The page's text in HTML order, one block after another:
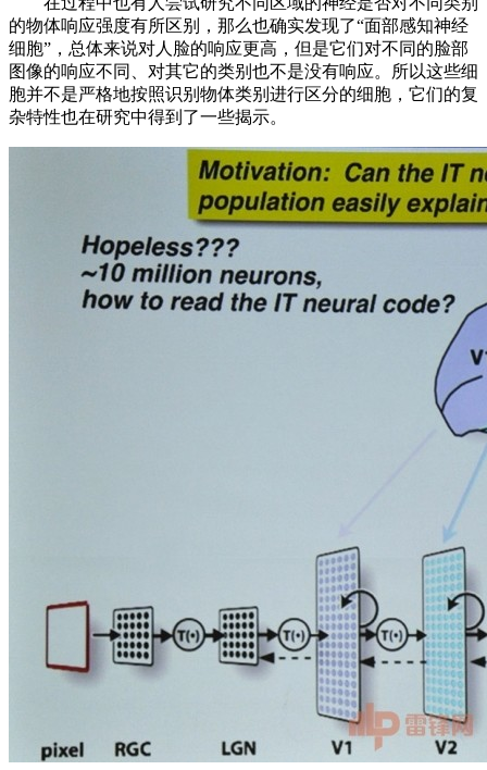
的物体响应强度有所区别，那么也确实发现了“面部感知神经
细胞”，总体来说对人脸的响应更高，但是它们对不同的脸部
图像的响应不同、对其它的类别也不是没有响应。所以这些细
胞并不是严格地按照识别物体类别进行区分的细胞，它们的复
杂特性也在研究中得到了一些揭示。